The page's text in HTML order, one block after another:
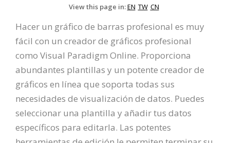
View this page in:EN TW CN
Hacer un gráfico de barras profesional es muy
fácil con un creador de gráficos profesional
como Visual Paradigm Online. Proporciona
abundantes plantillas y un potente creador de
gráficos en línea que soporta todas sus
necesidades de visualización de datos. Puedes
seleccionar una plantilla y añadir tus datos
específicos para editarla. Las potentes